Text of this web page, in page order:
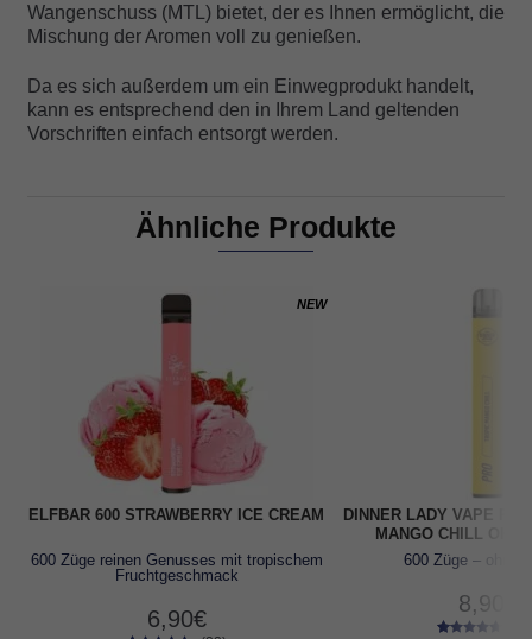
Wangenschuss (MTL) bietet, der es Ihnen ermöglicht, die
Mischung der Aromen voll zu genießen.
Da es sich außerdem um ein Einwegprodukt handelt,
kann es entsprechend den in Ihrem Land geltenden
Vorschriften einfach entsorgt werden.
Ähnliche Produkte
NEW
ELFBAR 600 STRAWBERRY ICE CREAM
600 Züge reinen Genusses mit tropischem
Fruchtgeschmack
6,90€
DINNER LADY VAPE
MANGO CHILL
600 Züge– ohne
8,90